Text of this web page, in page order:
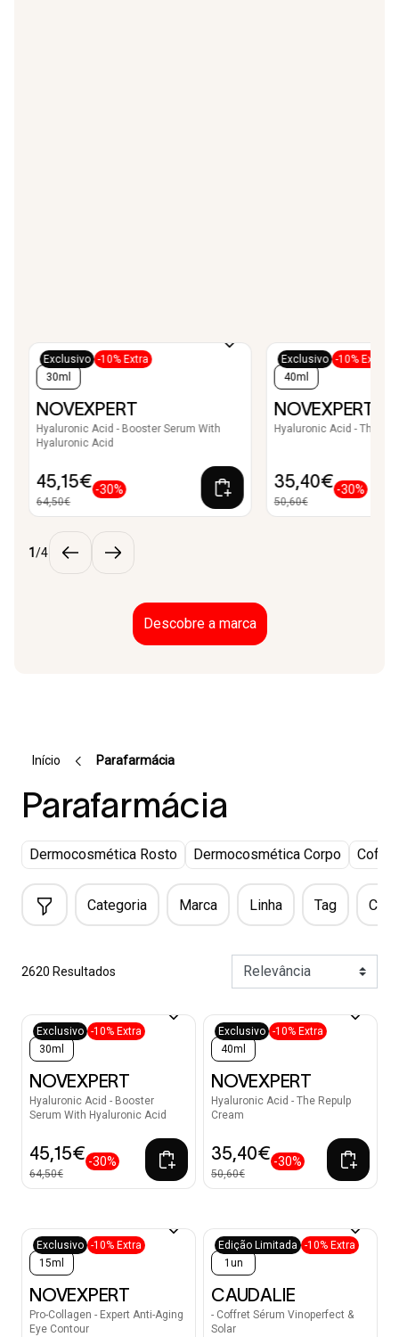
Exclusivo -10% Extra
30ml
NOVEXPERT
Hyaluronic Acid - Booster Serum With
Hyaluronic Acid
45,15€
64,50€
-30%
Exclusivo -10% Extra
40ml
NOVEXPERT
Hyaluronic Acid - The
35,40€
50,60€
-30%
1/4
Descobre a marca
Início Parafarmácia
Parafarmácia
Dermocosmética Rosto Dermocosmética Corpo
Categoria Marca Linha Tag
2620 Resultados
Exclusivo -10% Extra
30ml
NOVEXPERT
Hyaluronic Acid - Booster
Serum With Hyaluronic Acid
45,15€
64,50€
-30%
Exclusivo -10% Extra
40ml
NOVEXPERT
Hyaluronic Acid - The Repulp
Cream
35,40€
50,60€
-30%
Exclusivo -10% Extra
15ml
NOVEXPERT
Pro-Collagen - Expert Anti-Aging
Eye Contour
Edição Limitada
-10% Extra
1un
CAUDALIE
- Coffret Sérum Vinoperfect &
Solar